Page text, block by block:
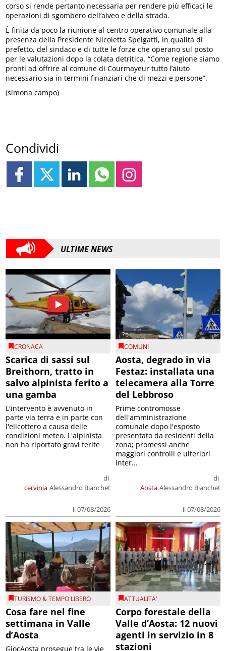
corso si rende pertanto necessaria per rendere più efficaci le
operazioni di sgombero dell’alveo e della strada.
È finita da poco la riunione al centro operativo comunale alla
presenza della Presidente Nicoletta Spelgatti, in qualità di
prefetto, del sindaco e di tutte le forze che operano sul posto
per le valutazioni dopo la colata detritica. “Come regione siamo
pronti ad offrire al comune di Courmayeur tutto l’aiuto
necessario sia in termini finanziari che di mezzi e persone”.
(simona campo)
Condividi
ULTIME NEWS
CRONACA
Scarica di sassi sul
Breithorn, tratto in
salvo alpinista ferito a
una gamba
cervinia
di
Alessandro Bianchet
il 07/08/2026
L'intervento è avvenuto in
parte via terra e in parte con
l'elicottero a causa delle
condizioni meteo. L'alpinista
non ha riportato gravi ferite
COMUNI
Aosta, degrado in via
Festaz: installata una
telecamera alla Torre
del Lebbroso
Aosta
di
Alessandro Bianchet
il 07/08/2026
Prime contromosse
dell'amministrazione
comunale dopo l'esposto
presentato da residenti della
zona; promessi anche
maggiori controlli e ulteriori
inter...
TURISMO & TEMPO LIBERO
Cosa fare nel fine
settimana in Valle
d’Aosta
GiocAosta prosegue tra le vie
ATTUALITA'
Corpo forestale della
Valle d’Aosta: 12 nuovi
agenti in servizio in 8
stazioni